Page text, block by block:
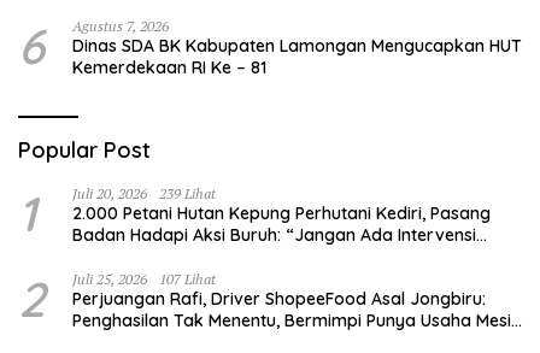
6 Agustus 7, 2026
Dinas SDA BK Kabupaten Lamongan Mengucapkan HUT
Kemerdekaan RI Ke – 81
Popular Post
1 Juli 20, 2026 239 Lihat
2.000 Petani Hutan Kepung Perhutani Kediri, Pasang
Badan Hadapi Aksi Buruh: “Jangan Ada Intervensi
2 Juli 25, 2026 107 Lihat
Perjuangan Rafi, Driver ShopeeFood Asal Jongbiru:
Penghasilan Tak Menentu, Bermimpi Punya Usaha Mesin